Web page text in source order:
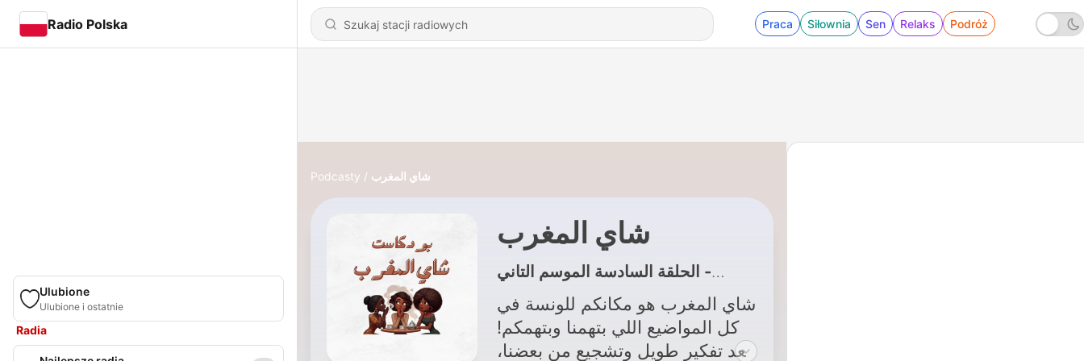
Radio Polska Praca Siłownia Sen Relaks Podróż
Ulubione
Ulubione i ostatnie
Radia
Podcasty شاي المغرب
شاي المغرب
شاي المغرب هو مكانكم للونسة في
كل المواضيع اللي بتهمنا وبتهمكم!
بعد تفكير طويل وتشجيع من بعضنا،